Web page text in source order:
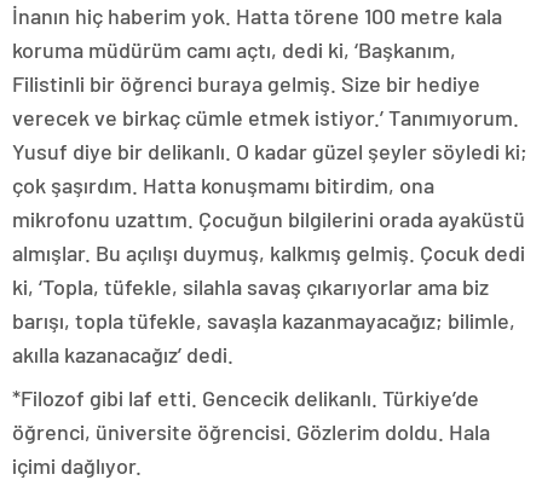
İnanın hiç haberim yok. Hatta törene 100 metre kala
koruma müdürüm camı açtı, dedi ki, ‘Başkanım,
Filistinli bir öğrenci buraya gelmiş. Size bir hediye
verecek ve birkaç cümle etmek istiyor.’ Tanımıyorum.
Yusuf diye bir delikanlı. O kadar güzel şeyler söyledi ki;
çok şaşırdım. Hatta konuşmamı bitirdim, ona
mikrofonu uzattım. Çocuğun bilgilerini orada ayaküstü
almışlar. Bu açılışı duymuş, kalkmış gelmiş. Çocuk dedi
ki, ‘Topla, tüfekle, silahla savaş çıkarıyorlar ama biz
barışı, topla tüfekle, savaşla kazanmayacağız; bilimle,
akılla kazanacağız’ dedi.
*Filozof gibi laf etti. Gencecik delikanlı. Türkiye’de
öğrenci, üniversite öğrencisi. Gözlerim doldu. Hala
içimi dağlıyor.